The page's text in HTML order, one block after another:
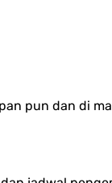
pun dan di